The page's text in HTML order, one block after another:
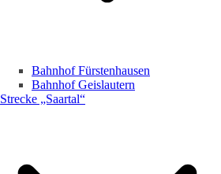
Bahnhof Fürstenhausen
Bahnhof Geislautern
Strecke „Saartal“